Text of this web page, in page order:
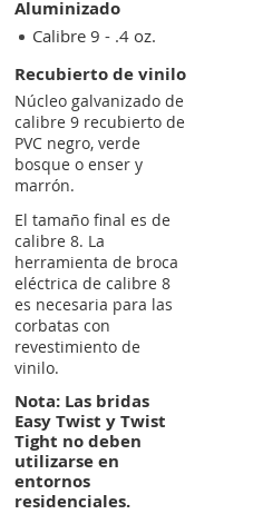
Aluminizado
Calibre 9 - .4 oz.
Recubierto de vinilo
Núcleo galvanizado de
calibre 9 recubierto de
PVC negro, verde
bosque o enser y
marrón.
El tamaño final es de
calibre 8. La
herramienta de broca
eléctrica de calibre 8
es necesaria para las
corbatas con
revestimiento de
vinilo.
Nota: Las bridas
Easy Twist y Twist
Tight no deben
utilizarse en
entornos
residenciales.